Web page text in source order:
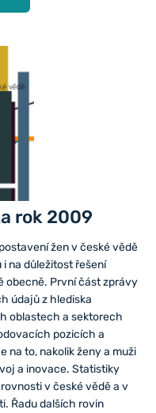
rok 2009
žen v české vědě
na důležitost řešení
obecně. První část zprávy
údajů z hlediska
oblastech a sektorech
pozicích a
na to, nakolik ženy a muži
a inovace. Statistiky
v české vědě a v
Řadu dalších rovin